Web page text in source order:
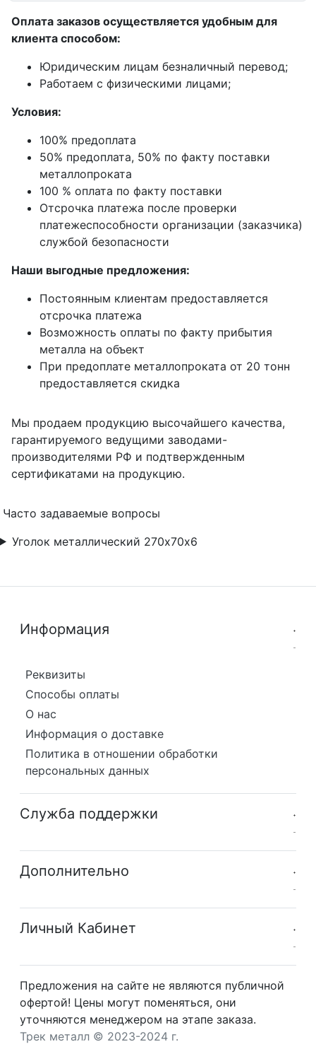
Оплата заказов осуществляется удобным для
клиента способом:
Юридическим лицам безналичный перевод;
Работаем с физическими лицами;
Условия:
100% предоплата
50% предоплата, 50% по факту поставки
металлопроката
100 % оплата по факту поставки
Отсрочка платежа после проверки
платежеспособности организации (заказчика)
службой безопасности
Наши выгодные предложения:
Постоянным клиентам предоставляется
отсрочка платежа
Возможность оплаты по факту прибытия
металла на объект
При предоплате металлопроката от 20 тонн
предоставляется скидка
Мы продаем продукцию высочайшего качества,
гарантируемого ведущими заводами-
производителями РФ и подтвержденным
сертификатами на продукцию.
Часто задаваемые вопросы
Уголок металлический 270х70х6
Информация
Реквизиты
Способы оплаты
О нас
Информация о доставке
Политика в отношении обработки
персональных данных
Служба поддержки
Дополнительно
Личный Кабинет
Предложения на сайте не являются публичной
офертой! Цены могут поменяться, они
уточняются менеджером на этапе заказа.
Трек металл © 2023-2024 г.